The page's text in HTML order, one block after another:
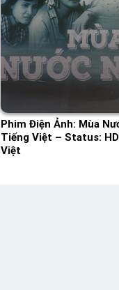
Phim Điện Ảnh: Mùa
Tiếng Việt – Status:
Việt